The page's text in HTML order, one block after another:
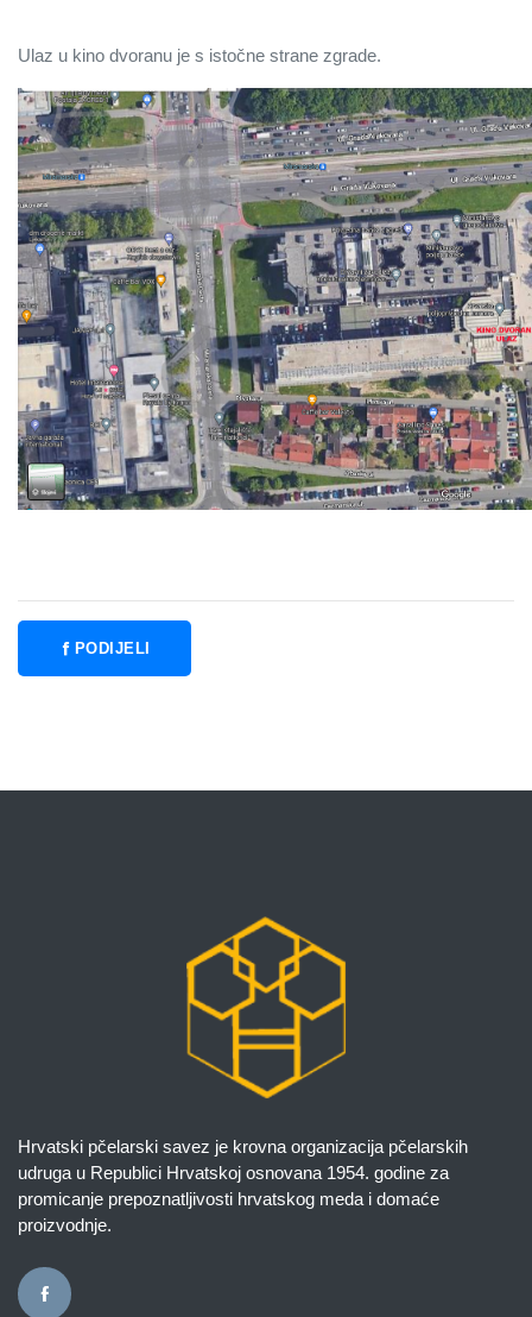
Ulaz u kino dvoranu je s istočne strane zgrade.
PODIJELI
Hrvatski pčelarski savez je krovna organizacija pčelarskih
udruga u Republici Hrvatskoj osnovana 1954. godine za
promicanje prepoznatljivosti hrvatskog meda i domaće
proizvodnje.